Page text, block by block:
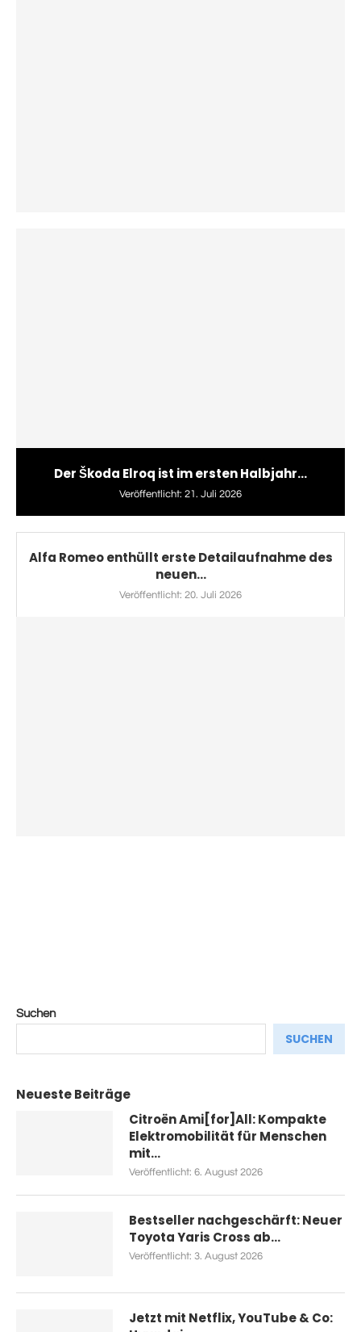
Der Škoda Elroq ist im ersten Halbjahr...
Veröffentlicht: 21. Juli 2026
Alfa Romeo enthüllt erste Detailaufnahme des
neuen...
Veröffentlicht: 20. Juli 2026
Suchen
SUCHEN
Neueste Beiträge
Citroën Ami[for]All: Kompakte
Elektromobilität für Menschen
mit...
Veröffentlicht: 6. August 2026
Bestseller nachgeschärft: Neuer
Toyota Yaris Cross ab...
Veröffentlicht: 3. August 2026
Jetzt mit Netflix, YouTube & Co: